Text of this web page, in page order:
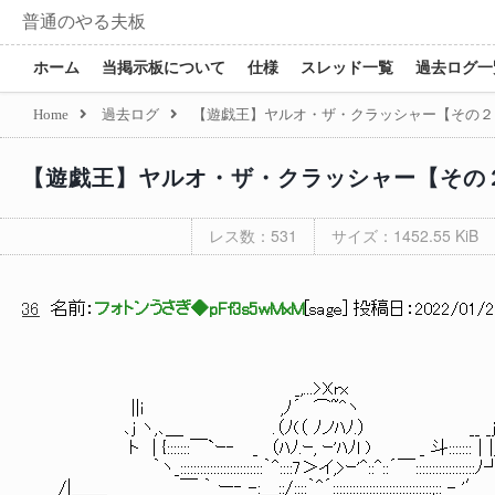
普通のやる夫板
ホーム 当掲示板について 仕様 スレッド一覧 過去ログ
Home 過去ログ 【遊戯王】ヤルオ・ザ・クラッシャー【その
【遊戯王】ヤルオ・ザ・クラッシャー【その
レス数：531 サイズ：1452.55 KiB
36 名前： フォトンうさぎ◆pFf3s5wMxM sage ] 投稿日： 2022/01/
_,...>Xrx
||ｉ ,ﾉ´ ⌒~^ヽ
､ｊ ヽ,､＿ .（ﾉ(（ ﾉノﾊﾉ.） __ _ｊ れ l､
ト | {:::::::￣`ｰ‐ _ （ﾊﾉ.ｰ, ｰ'ﾊﾉl ) _ 斗
｀ヽ_:::::::::::::::::::::::::｀^::::7＞イ,>ｰ'^::^::´￣
/|＿＿ ￣ ｀ ー‐ -:＿::/::::｀